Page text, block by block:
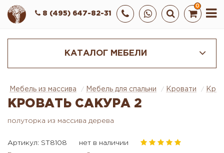
0
8 (495) 647-82-31
КАТАЛОГ МЕБЕЛИ
Мебель из массива Мебель для спальни Кровати
КРОВАТЬ САКУРА 2
полуторка из массива дерева
Артикул: ST8108
нет в наличии